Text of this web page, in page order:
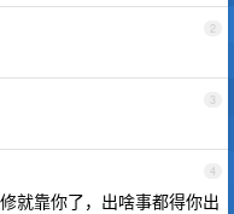
2
3
4
就靠你了，出啥事都得你出